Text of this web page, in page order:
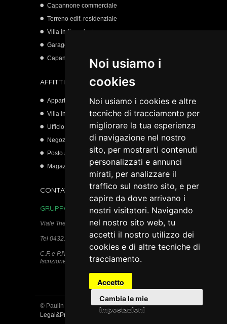
Noi usiamo i
cookies
Noi usiamo i cookies e altre
tecniche di tracciamento per
migliorare la tua esperienza
di navigazione nel nostro
sito, per mostrarti contenuti
personalizzati e annunci
mirati, per analizzare il
traffico sul nostro sito, e per
capire da dove arrivano i
nostri visitatori. Navigando
nel nostro sito web, tu
accetti il nostro utilizzo dei
cookies e di altre tecniche di
tracciamento.
Accetto
Cambia le mie
impostazioni
Capannone commerciale
Terreno edif. residenziale
Villa indipendente
Garage
Capannone artigianale
AFFITTI
Appartamento
Villa indipendente
Ufficio
Negozio
Posto auto scoperto
Magazzino
CONTATTI
GRUPPO IMMOBILIARE PAULIN s.r.l.c.r.
Viale Trieste, 115 - 33100 Udine
Tel 0432.511950
C.F. e P.IVA 02740280306
Iscrizione REA n. 284382
© Paulin Gruppo Immobiliare Udine 2013 |
Legal&Privacy
gestionalecase.it